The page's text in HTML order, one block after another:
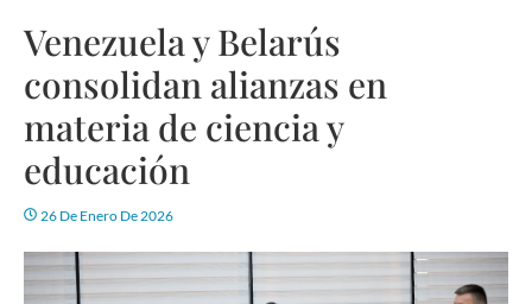
Venezuela y Belarús
consolidan alianzas en
materia de ciencia y
educación
26 De Enero De 2026